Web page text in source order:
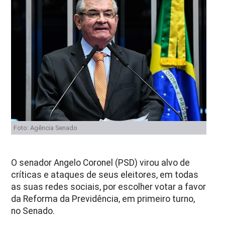
Foto: Agência Senado
O senador Angelo Coronel (PSD) virou alvo de
críticas e ataques de seus eleitores, em todas
as suas redes sociais, por escolher votar a favor
da Reforma da Previdência, em primeiro turno,
no Senado.